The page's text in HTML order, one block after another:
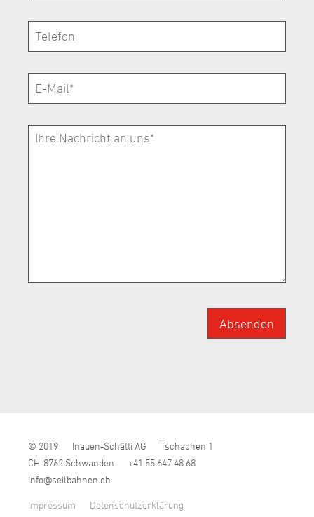
Absenden
© 2019 Inauen-Schätti AG
Tschachen 1
CH-8762 Schwanden
+41 55 647 48 68
nf
s lb hn n ch
Impressum
Datenschutzerklärung